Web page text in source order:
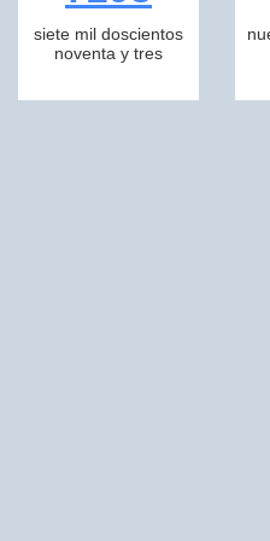
siete mil doscientos
noventa y tres